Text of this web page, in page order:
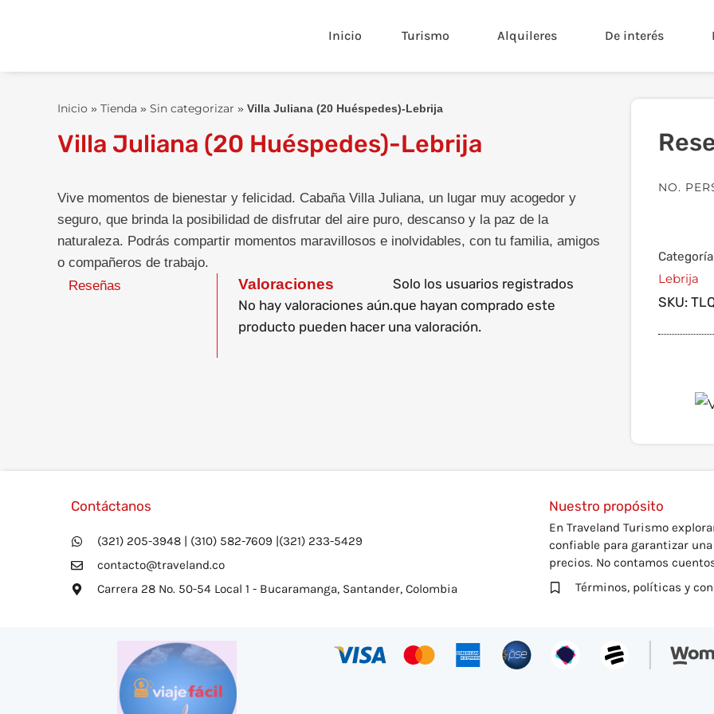
Inicio Turismo Alquileres De interés
Inicio » Tienda » Sin categorizar » Villa Juliana (20 Huéspedes)-Lebrija
Villa Juliana (20 Huéspedes)-Lebrija
Vive momentos de bienestar y felicidad. Cabaña Villa Juliana, un lugar muy acogedor y
seguro, que brinda la posibilidad de disfrutar del aire puro, descanso y la paz de la
naturaleza. Podrás compartir momentos maravillosos e inolvidables, con tu familia, amigos
o compañeros de trabajo.
Reseñas
Valoraciones
No hay valoraciones aún.
Solo los usuarios registrados
que hayan comprado este
producto pueden hacer una valoración.
NO.
Lebrija
SKU:
Contáctanos
(321) 205-3948 | (310) 582-7609 |(321) 233-5429
contacto@traveland.co
Carrera 28 No. 50-54 Local 1 - Bucaramanga, Santander, Colombia
Nuestro propósito
En Traveland Turismo
confiable para garantizar
precios. No contamos
Términos, políticas y